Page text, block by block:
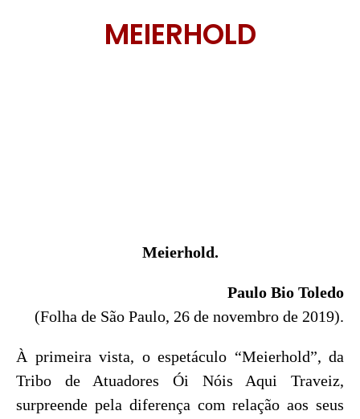
MEIERHOLD
Meierhold.
Paulo Bio Toledo
(Folha de São Paulo, 26 de novembro de 2019).
À primeira vista, o espetáculo “Meierhold”, da
Tribo de Atuadores Ói Nóis Aqui Traveiz,
surpreende pela diferença com relação aos seus